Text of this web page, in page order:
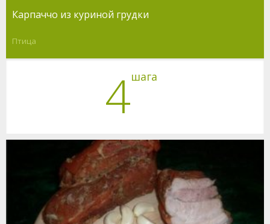
Карпаччо из куриной грудки
Птица
4шага